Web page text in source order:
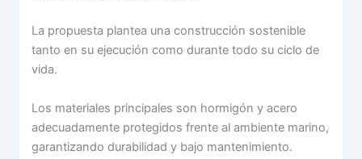
La propuesta plantea una construcción sostenible
tanto en su ejecución como durante todo su ciclo de
vida.
Los materiales principales son hormigón y acero
adecuadamente protegidos frente al ambiente marino,
garantizando durabilidad y bajo mantenimiento.